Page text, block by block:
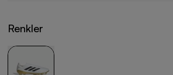
Renkler